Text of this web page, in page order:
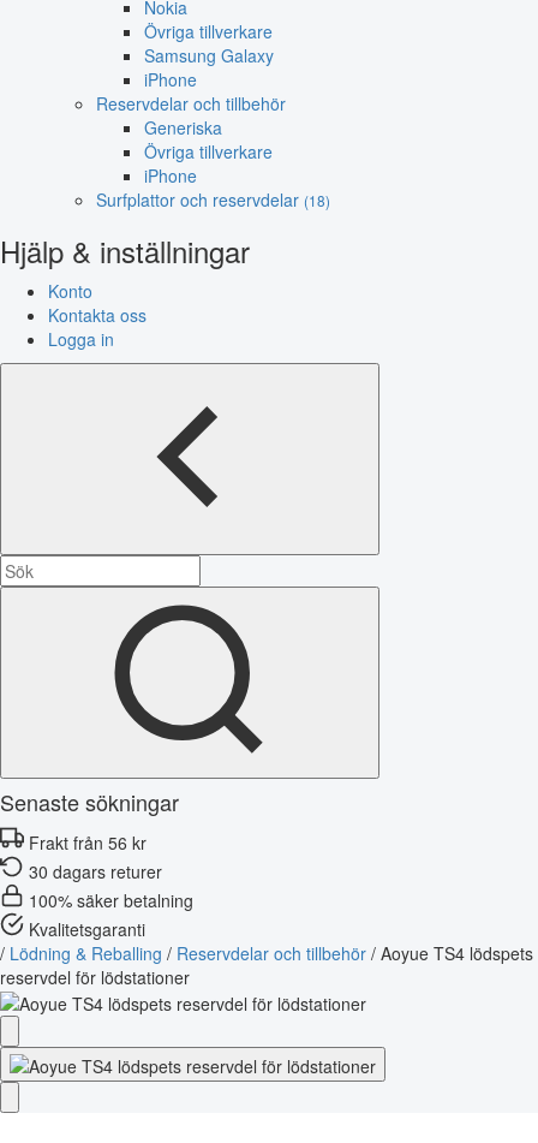
Nokia
Övriga tillverkare
Samsung Galaxy
iPhone
Reservdelar och tillbehör
Generiska
Övriga tillverkare
iPhone
Surfplattor och reservdelar (18)
Hjälp & inställningar
Konto
Kontakta oss
Logga in
Senaste sökningar
Frakt från 56 kr
30 dagars returer
100% säker betalning
Kvalitetsgaranti
/ Lödning & Reballing / Reservdelar och tillbehör / Aoyue TS4 lödspets
reservdel för lödstationer